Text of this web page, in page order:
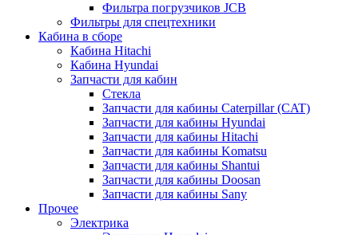
Фильтра погрузчиков JCB
Фильтры для спецтехники
Кабина в сборе
Кабина Hitachi
Кабина Hyundai
Запчасти для кабин
Стекла
Запчасти для кабины Caterpillar (CAT)
Запчасти для кабины Hyundai
Запчасти для кабины Hitachi
Запчасти для кабины Komatsu
Запчасти для кабины Shantui
Запчасти для кабины Doosan
Запчасти для кабины Sany
Прочее
Электрика